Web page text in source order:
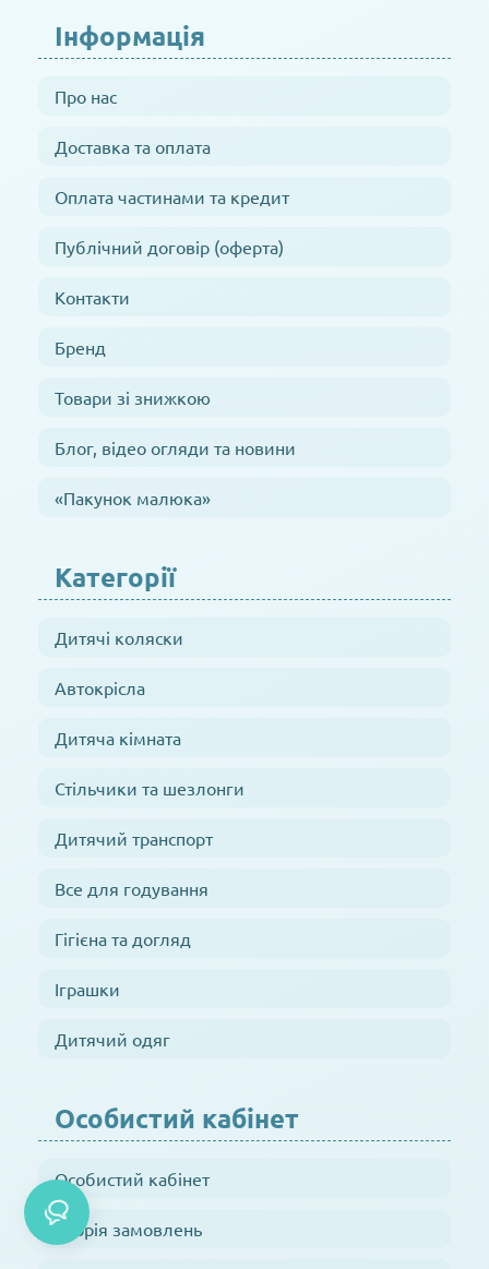
Інформація
Про нас
Доставка та оплата
Оплата частинами та кредит
Публічний договір (оферта)
Контакти
Бренд
Товари зі знижкою
Блог, відео огляди та новини
«Пакунок малюка»
Категорії
Дитячі коляски
Автокрісла
Дитяча кімната
Стільчики та шезлонги
Дитячий транспорт
Все для годування
Гігієна та догляд
Іграшки
Дитячий одяг
Особистий кабінет
Особистий кабінет
Історія замовлень